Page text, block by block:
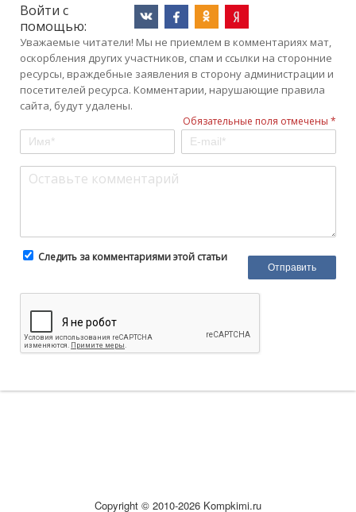
Войти с
помощью:
Уважаемые читатели! Мы не приемлем в комментариях мат,
оскорбления других участников, спам и ссылки на сторонние
ресурсы, враждебные заявления в сторону администрации и
посетителей ресурса. Комментарии, нарушающие правила
сайта, будут удалены.
Обязательные поля отмечены *
Следить за комментариями этой статьи
Copyright © 2010-2026 Kompkimi.ru